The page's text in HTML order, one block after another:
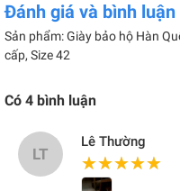
Đánh giá và bình luận
Sản phẩm: Giày bảo hộ Hàn
cấp, Size 42
Có 4 bình luận
LT
Lê Thường
★★★★★
★★★★★